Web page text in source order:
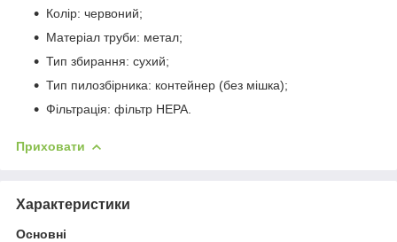
Колір: червоний;
Матеріал труби: метал;
Тип збирання: сухий;
Тип пилозбірника: контейнер (без мішка);
Фільтрація: фільтр HEPA.
Приховати
Характеристики
Основні